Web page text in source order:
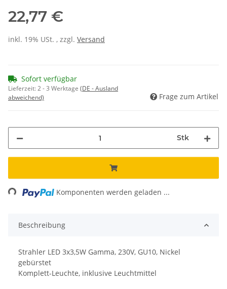
22,77 €
inkl. 19% USt. , zzgl. Versand
Sofort verfügbar
Lieferzeit:2 - 3 Werktage (DE - Ausland
abweichend)
Frage zum Artikel
Stk
Komponenten werden geladen ...
Beschreibung
Strahler LED 3x3,5W Gamma, 230V, GU10, Nickel
gebürstet
Komplett-Leuchte, inklusive Leuchtmittel